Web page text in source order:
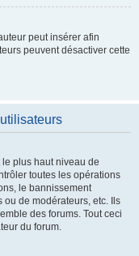
peut insérer afin
peuvent désactiver cette
plus haut niveau de
toutes les opérations
le bannissement
ou de modérateurs, etc. Ils
des forums. Tout ceci
du forum.